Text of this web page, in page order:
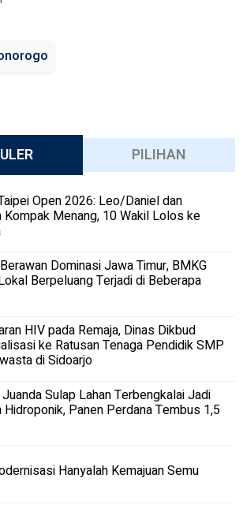
PILIHAN
Open 2026: Leo/Daniel dan
Kompak Menang, 10 Wakil Lolos ke
Dominasi Jawa Timur, BMKG
Berpeluang Terjadi di Beberapa
HIV pada Remaja, Dinas Dikbud
ke Ratusan Tenaga Pendidik SMP
di Sidoarjo
Sulap Lahan Terbengkalai Jadi
Panen Perdana Tembus 1,5
Hanyalah Kemajuan Semu